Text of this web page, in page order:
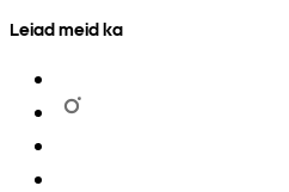
Leiad meid ka